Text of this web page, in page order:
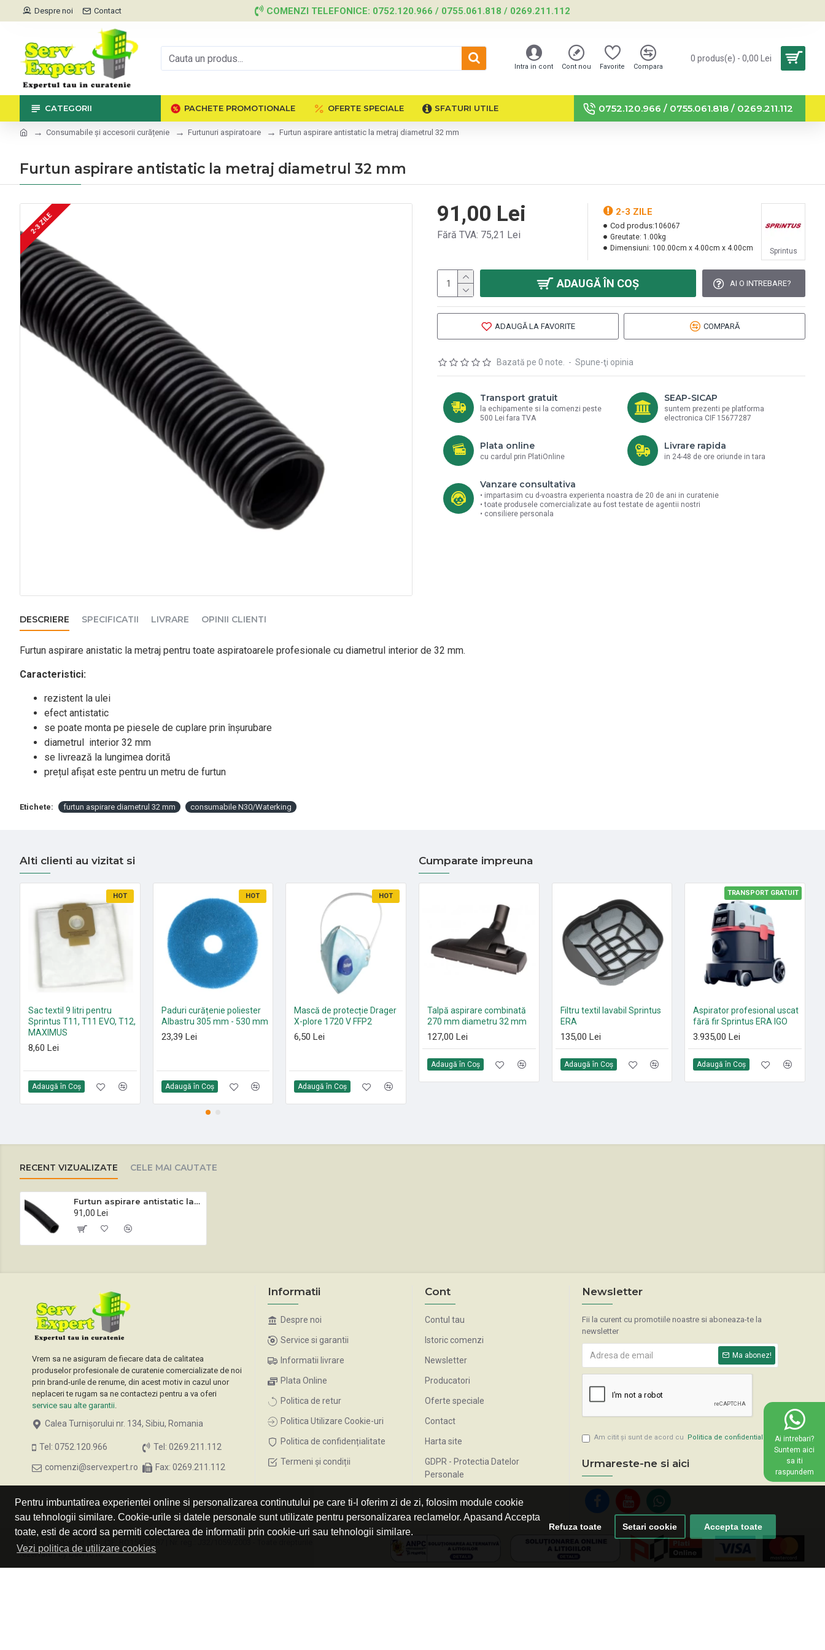
Pentru imbuntatirea experientei online si personalizarea continutului pe care ti-l oferim zi de zi, folosim module cookie
sau tehnologii similare. Cookie-urile si datele personale sunt utilizate pentru personalizarea reclamelor. Apasand Accepta
toate, esti de acord sa permiti colectarea de informatii prin cookie-uri sau tehnologii similare.
Vezi politica de utilizare cookies
Refuza toate Setari cookie Accepta toate
Despre noi Contact COMENZI TELEFONICE: 0752.120.966 / 0755.061.818 / 0269.211.112
Intra in cont Cont nou Favorite Compara
0 produs(e) - 0,00 Lei
CATEGORII PACHETE PROMOTIONALE OFERTE SPECIALE SFATURI UTILE 0752.120.966 / 0755.061.818 / 0269.211.112
Consumabile și accesorii curățenie Furtunuri aspiratoare Furtun aspirare antistatic la metraj diametrul 32 mm
Furtun aspirare antistatic la metraj diametrul 32 mm
2-3 ZILE
Bazată pe 0 note. - Spune-ţi opinia
91,00 Lei
Fără TVA: 75,21 Lei
2-3 ZILE
Cod produs:106067
Greutate: 1.00kg
Dimensiuni: 100.00cm x 4.00cm x 4.00cm Sprintus
ADAUGĂ ÎN COŞ AI O INTREBARE?
ADAUGĂ LA FAVORITE COMPARĂ
Transport gratuit
la echipamente si la comenzi peste
500 Lei fara TVA
SEAP-SICAP
suntem prezenti pe platforma
electronica CIF 15677287
Plata online
cu cardul prin PlatiOnline
Livrare rapida
in 24-48 de ore oriunde in tara
Vanzare consultativa
• impartasim cu d-voastra experienta noastra de 20 de ani in curatenie
• toate produsele comercializate au fost testate de agentii nostri
• consiliere personala
DESCRIERE SPECIFICATII LIVRARE OPINII CLIENTI
Furtun aspirare anistatic la metraj pentru toate aspiratoarele profesionale cu diametrul interior de 32 mm.
Caracteristici:
rezistent la ulei
efect antistatic
se poate monta pe piesele de cuplare prin înșurubare
diametrul interior 32 mm
se livrează la lungimea dorită
prețul afișat este pentru un metru de furtun
Etichete: furtun aspirare diametrul 32 mm consumabile N30/Waterking
Alti clienti au vizitat si
HOT
Sac textil 9 litri pentru
Sprintus T11, T11 EVO, T12,
MAXIMUS
8,60 Lei
Adaugă în Coş
HOT
Paduri curățenie poliester
Albastru 305 mm - 530 mm
23,39 Lei
Adaugă în Coş
HOT
Mască de protecție Drager
X-plore 1720 V FFP2
6,50 Lei
Adaugă în Coş
Paduri curățenie poliester
Roșu 305 mm - 530 mm
21,35 Lei
Set 10 saci textili 9 L
HEPA13 Sprintus FLOORY,
T11 EVO, MAXIMUS HEPA,
ERA EVO, ERA TEC
105,00 Lei
Cumparate impreuna
Talpă aspirare combinată
270 mm diametru 32 mm
127,00 Lei
Adaugă în Coş
Filtru textil lavabil Sprintus
ERA
135,00 Lei
Adaugă în Coş
TRANSPORT GRATUIT
Aspirator profesional uscat
fără fir Sprintus ERA IGO
3.935,00 Lei
Adaugă în Coş
RECENT VIZUALIZATE CELE MAI CAUTATE
Furtun aspirare antistatic la metraj diametrul 32 mm
91,00 Lei
Vrem sa ne asiguram de fiecare data de calitatea
produselor profesionale de curatenie comercializate de noi
prin brand-urile de renume, din acest motiv in cazul unor
neplaceri te rugam sa ne contactezi pentru a va oferi
service sau alte garantii.
Calea Turnișorului nr. 134, Sibiu, Romania
Tel: 0752.120.966
comenzi@servexpert.ro
Tel: 0269.211.112
Fax: 0269.211.112
Informatii
Despre noi
Service si garantii
Informatii livrare
Plata Online
Politica de retur
Politica Utilizare Cookie-uri
Politica de confidențialitate
Termeni și condiții
Cont
Contul tau
Istoric comenzi
Newsletter
Producatori
Oferte speciale
Contact
Harta site
GDPR - Protectia Datelor
Personale
Newsletter
Fii la curent cu promotiile noastre si aboneaza-te la
newsletter
Ma abonez!
Am citit şi sunt de acord cu Politica de confidentialitate
Urmareste-ne si aici
© 2025 ServExpert SRL, CIF: RO15677287 | Nr. reg.: J32/1059/2003 - Toate drepturile
rezervate - by DevPro.ro
Ai intrebari?
Suntem aici
sa iti
raspundem